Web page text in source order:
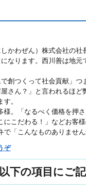
かわぜん）株式会社の社
なります。西川善は地元
で創つくって社会貢献」つ
屋さん？」と言われるほ
。
様。「なるべく価格を押
こだわる！」などお客
で「こんなものありませ
ぞ
下の項目にご